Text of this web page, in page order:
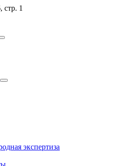
стр. 1
экспертиза